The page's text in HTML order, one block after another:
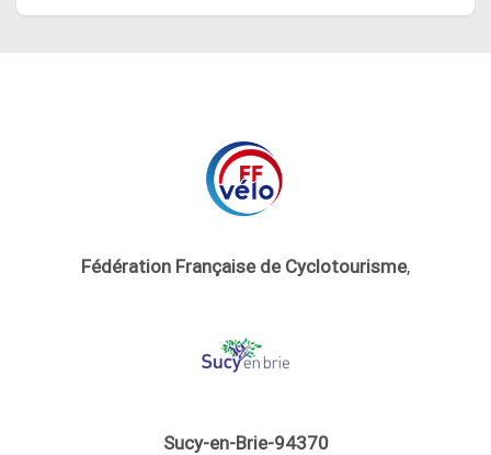
Fédération Française de Cyclotourisme,
Sucy-en-Brie-94370